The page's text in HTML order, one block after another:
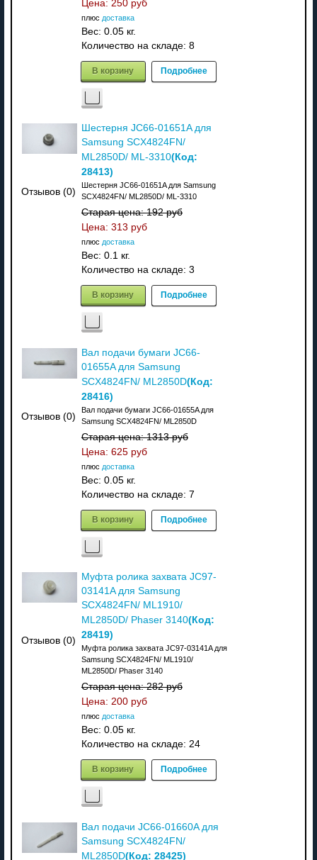
Цена: 250 руб
плюс доставка
Вес: 0.05 кг.
Количество на складе: 8
В корзину Подробнее
Отзывов (0)
Шестерня JC66-01651A для
Samsung SCX4824FN/
ML2850D/ ML-3310(Код:
28413)
Шестерня JC66-01651A для Samsung
SCX4824FN/ ML2850D/ ML-3310
Старая цена:192 руб
Цена: 313 руб
плюс доставка
Вес: 0.1 кг.
Количество на складе: 3
В корзину Подробнее
Отзывов (0)
Вал подачи бумаги JC66-
01655A для Samsung
SCX4824FN/ ML2850D(Код:
28416)
Вал подачи бумаги JC66-01655A для
Samsung SCX4824FN/ ML2850D
Старая цена:1313 руб
Цена: 625 руб
плюс доставка
Вес: 0.05 кг.
Количество на складе: 7
В корзину Подробнее
Отзывов (0)
Муфта ролика захвата JC97-
03141A для Samsung
SCX4824FN/ ML1910/
ML2850D/ Phaser 3140(Код:
28419)
Муфта ролика захвата JC97-03141A для
Samsung SCX4824FN/ ML1910/
ML2850D/ Phaser 3140
Старая цена:282 руб
Цена: 200 руб
плюс доставка
Вес: 0.05 кг.
Количество на складе: 24
В корзину Подробнее
Вал подачи JC66-01660A для
Samsung SCX4824FN/
ML2850D(Код: 28425)